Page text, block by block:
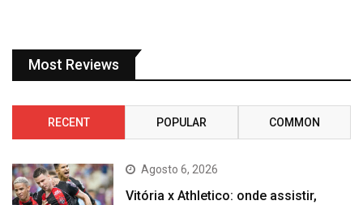
Most Reviews
RECENT POPULAR COMMON
Agosto 6, 2026
Vitória x Athletico: onde assistir,